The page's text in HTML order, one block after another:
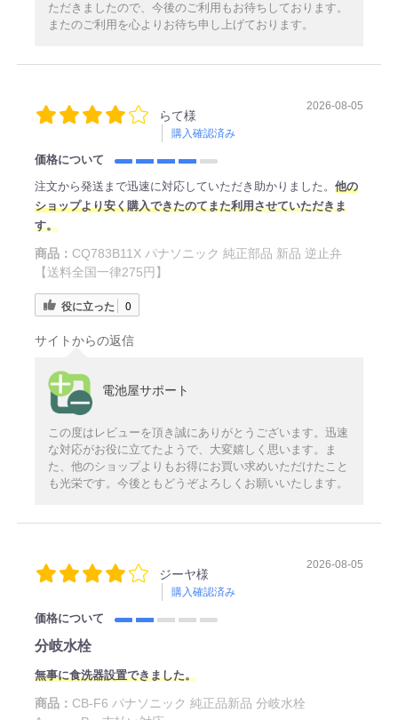
ただきましたので、今後のご利用もお待ちしております。
またのご利用を心よりお待ち申し上げております。
らて様
購入確認済み
2026-08-05
価格について
注文から発送まで迅速に対応していただき助かりました。 他の
ショップより安く購入できたのてまた利用させていただきま
す。
商品： CQ783B11X パナソニック 純正部品 新品 逆止弁
【送料全国一律275円】
役に立った 0
サイトからの返信
電池屋サポート
この度はレビューを頂き誠にありがとうございます。迅速
な対応がお役に立てたようで、大変嬉しく思います。ま
た、他のショップよりもお得にお買い求めいただけたこと
も光栄です。今後ともどうぞよろしくお願いいたします。
ジーヤ様
購入確認済み
2026-08-05
価格について
分岐水栓
無事に食洗器設置できました。
商品： CB-F6 パナソニック 純正品新品 分岐水栓